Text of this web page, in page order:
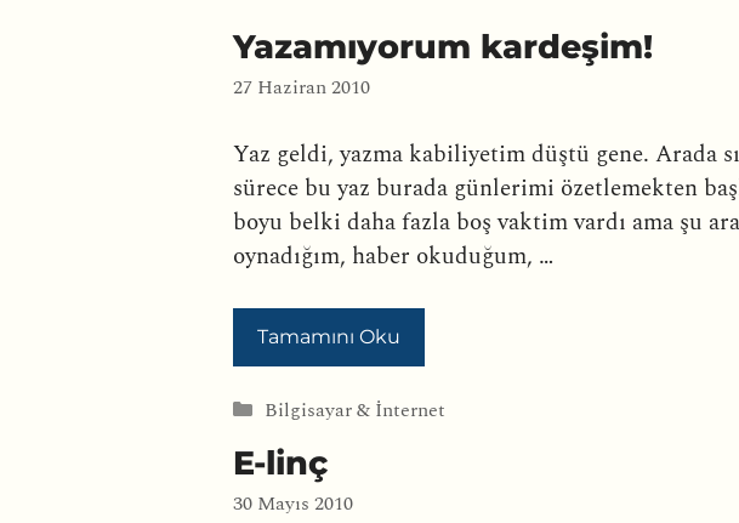
Yazamıyorum kardeşim!
27 Haziran 2010
Yaz geldi, yazma kabiliyetim düştü gene. Arada
sürece bu yaz burada günlerimi özetlemekten
boyu belki daha fazla boş vaktim vardı ama şu
oynadığım, haber okuduğum, …
Tamamını Oku
Kategoriler
Bilgisayar & İnternet
E-linç
30 Mayıs 2010